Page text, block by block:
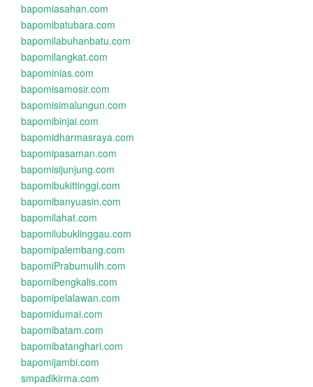
bapomiasahan.com
bapomibatubara.com
bapomilabuhanbatu.com
bapomilangkat.com
bapominias.com
bapomisamosir.com
bapomisimalungun.com
bapomibinjai.com
bapomidharmasraya.com
bapomipasaman.com
bapomisijunjung.com
bapomibukittinggi.com
bapomibanyuasin.com
bapomilahat.com
bapomilubuklinggau.com
bapomipalembang.com
bapomiPrabumulih.com
bapomibengkalis.com
bapomipelalawan.com
bapomidumai.com
bapomibatam.com
bapomibatanghari.com
bapomijambi.com
smpadikirma.com